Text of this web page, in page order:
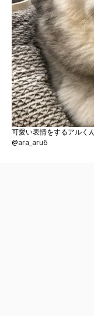
可愛い表情をするアルくん
@ara_aru6